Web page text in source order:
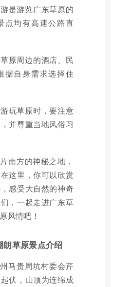
游是游览广东草原的
点均有高速公路直
草原周边的酒店、民
据自身需求选择住
游玩草原时，要注意
并尊重当地风俗习
南方的神秘之地，
这里，你可以欣赏
感受大自然的神奇
，一起走进广东草
风情吧！
朗草原景点介绍
马贵周坑村委会芹
伏，山顶为连绵成